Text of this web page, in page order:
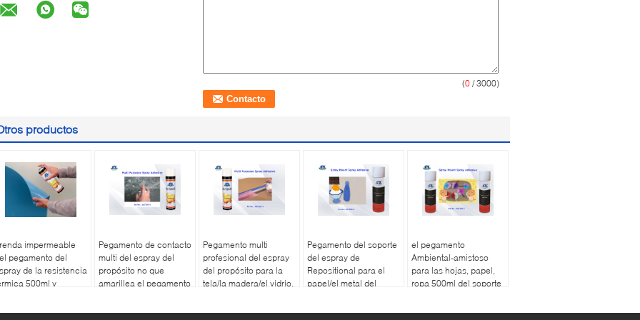
(0 / 3000)
productos
impermeable
pegamento del
de la resistencia
500ml y
Pegamento de contacto
multi del espray del
propósito no que
amarillea el pegamento
Pegamento multi
profesional del espray
del propósito para la
tela/la madera/el vidrio,
Pegamento del soporte
del espray de
Repositional para el
papel/el metal del
el pegamento
Ambiental-amistoso
para las hojas, papel,
ropa 500ml del soporte